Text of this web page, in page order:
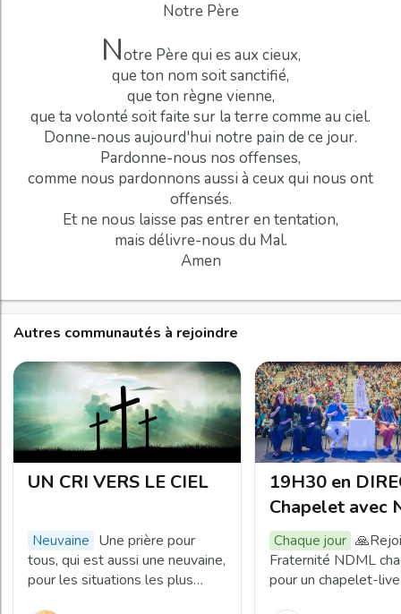
Notre Père
Notre Père qui es aux cieux,
que ton nom soit sanctifié,
que ton règne vienne,
que ta volonté soit faite sur la terre comme au ciel.
Donne-nous aujourd'hui notre pain de ce jour.
Pardonne-nous nos offenses,
comme nous pardonnons aussi à ceux qui nous ont
offensés.
Et ne nous laisse pas entrer en tentation,
mais délivre-nous du Mal.
Amen
Autres communautés à rejoindre
UN CRI VERS LE CIEL
neuvaine Une prière pour
tous, qui est aussi une neuvaine,
pour les situations les plus
19H30 en
Chapelet avec
Dame Mère de
Lumière
Chaque jour
Fraternité NDML
pour un chapelet-